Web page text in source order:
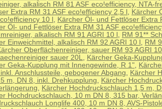
alkalisch RM 81 ASF eco!efficiency, NTA-
Extra RM 31 ASF eco!efficiency 2,5 l , Kärcher
10 l , Kärcher Öl- und Fettlöser Extra
Öl- und Fettlöser Extra RM 31 ASF
alkalisch RM 91 AGRI 10 l , RM 91**
Einweichmittel, alkalisch RM 92 AGRI 10 l , RM
Oberflächenreiniger, sauer RM 93 AGRI 10 l
sauer 20L, Kärcher Geka-
Geka-Kupplung mit Innengewinde, R 1",
Anschlussteile, gebogener Abgang, Kärcher
m, DN 8, inkl. Drehkupplung, Kärcher
, Kärcher Hochdruckschlauch 1,5 m,
Hochdruckschlauch, 10 m DN 8, 315 bar,
Longlife 400, 10 m DN 8, AVS-